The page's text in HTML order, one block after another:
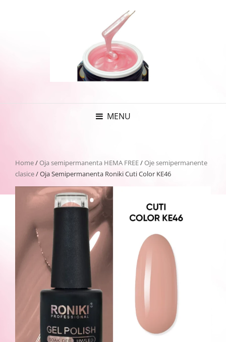
MENU
Home/Oja semipermanenta HEMA FREE/Oje semipermanente
clasice/ Oja Semipermanenta Roniki Cuti Color KE46